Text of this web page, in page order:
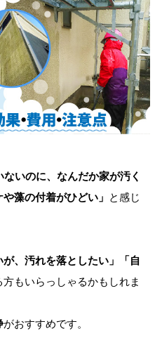
ないのに、なんだか家が汚く
藻の付着がひどい」 と感じ
が、汚れを落としたい」「自
方もいらっしゃるかもしれま
がおすすめです。